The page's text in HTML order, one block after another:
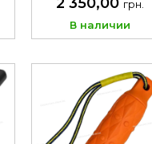
грн.
В наличии